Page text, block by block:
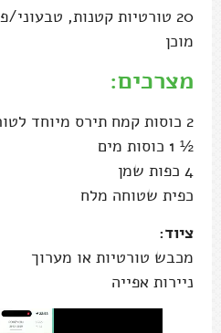
מוכן
מצרכים:
2 כוסות קמח תירס מיוחד לטורטיות
½ 1 כוסות מים
4 כפות שמן
כפית שטוחה מלח
ציוד:
מכבש טורטיות או מערוך
ניירות אפייה